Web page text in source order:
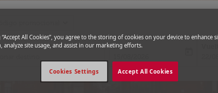
Ida
fc-
“Accept All Cookies”, you agree to the storing of cookies on your device to enhance
analyze site usage, and assist in our marketing efforts.
Accept All Cookies
Cookies Settings